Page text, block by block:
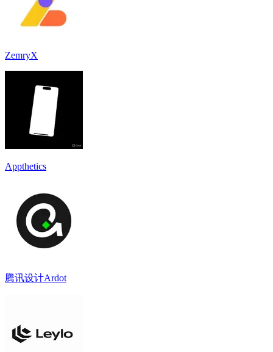
ZemryX
Appthetics
腾讯设计Ardot